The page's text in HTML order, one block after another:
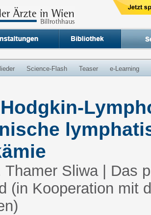
Science-Flash Teaser e-Learning
Thamer Sliwa | Das
(in Kooperation mit